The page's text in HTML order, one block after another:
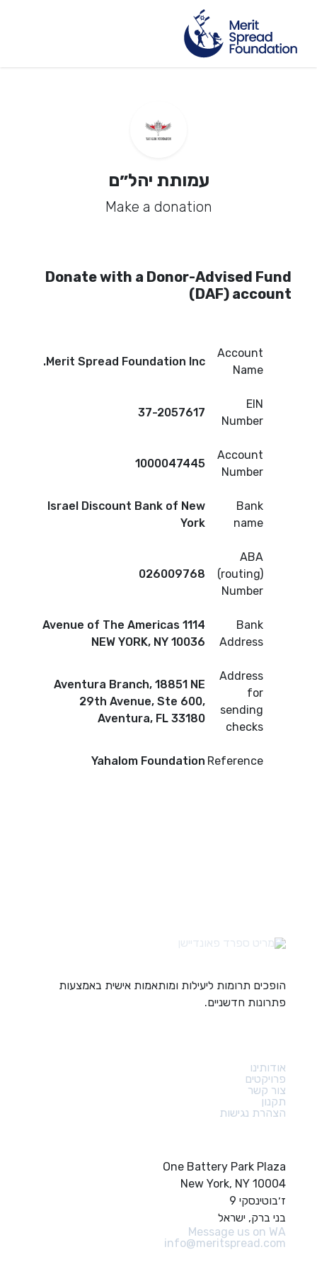
עמותת יהל״ם
Make a donation
Donate with a Donor-Advised Fund
(DAF) account
Account
Name
Merit Spread Foundation Inc.
EIN
Number
37-2057617
Account
Number
1000047445
Bank
name
Israel Discount Bank of New
York
ABA
(routing)
Number
026009768
Bank
Address
1114 Avenue of The Americas
NEW YORK, NY 10036
Address
for
sending
checks
Aventura Branch, 18851 NE
29th Avenue, Ste 600,
Aventura, FL 33180
Reference
Yahalom Foundation
הופכים תרומות ליעילות ומותאמות אישית באמצעות
פתרונות חדשניים.
אודותינו
פרויקטים
צור קשר
תקנון
הצהרת נגישות
One Battery Park Plaza
New York, NY 10004
ז׳בוטינסקי 9
בני ברק, ישראל
Message us on WA
info@meritspread.com